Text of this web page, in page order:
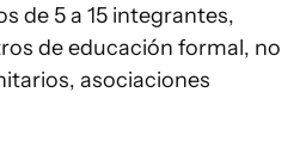
de 5 a 15 integrantes,
de educación formal, no
asociaciones